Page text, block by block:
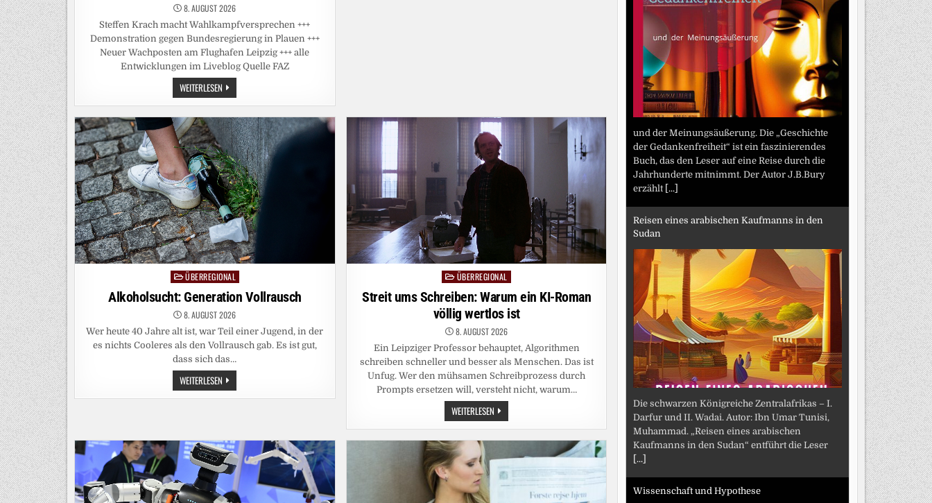
8. AUGUST 2026
Steffen Krach macht Wahlkampfversprechen +++
Demonstration gegen Bundesregierung in Plauen +++
Neuer Wachposten am Flughafen Leipzig +++ alle
Entwicklungen im Liveblog Quelle FAZ
WEITERLESEN DEUTSCHLAND-
LIVEBLOG:
SPD-
SPITZENKANDIDAT
WILL
„MIETENPOLIZISTEN“
FÜR
BERLIN
Posted
in
ÜBERREGIONAL
Alkoholsucht: Generation Vollrausch
8. AUGUST 2026
Wer heute 40 Jahre alt ist, war Teil einer Jugend, in der
es nichts Cooleres als den Vollrausch gab. Es ist gut,
dass sich das…
WEITERLESEN ALKOHOLSUCHT:
GENERATION
VOLLRAUSCH
PostedÜBERREGIONAL
Streit ums Schreiben: Warum ein KI-Roman
völlig wertlos ist
8. AUGUST 2026
Ein Leipziger Professor behauptet, Algorithmen
schreiben schneller und besser als Menschen. Das ist
Unfug. Wer den mühsamen Schreibprozess durch
Prompts ersetzen will, versteht nicht, warum…
WEITERLESEN STREIT
UMS
SCHREIBEN:
ROMAN
VÖLLIG
WERTLOS
IST
und der Meinungsäußerung. Die „Geschichte
der Gedankenfreiheit“ ist ein faszinierendes
Buch, das den Leser auf eine Reise durch die
Jahrhunderte mitnimmt. Der Autor J.B.Bury
erzählt [...]
Reisen eines arabischen Kaufmanns in den
Sudan
Die schwarzen Königreiche Zentralafrikas – I.
Darfur und II. Wadai. Autor: Ibn Umar Tunisi,
Muhammad. „Reisen eines arabischen
Kaufmanns in den Sudan“ entführt die Leser
[...]
Wissenschaft und Hypothese